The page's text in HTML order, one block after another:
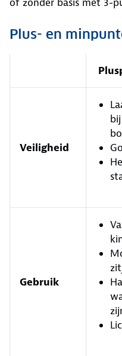
of zonder basis met 3-
Plus- en
Veiligheid
Gebruik